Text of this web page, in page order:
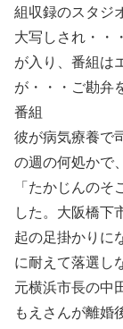
組収録のスタジ
大写しされ・・
が入り、番組は
が・・・ご勘弁
番組
彼が病気療養で
の週の何処かで
「たかじんの
した。大阪橋下
起の足掛かりに
に耐えて落選し
元横浜市長の中
もえさんが離婚